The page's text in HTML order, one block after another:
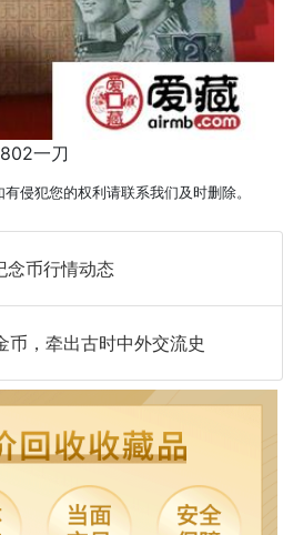
802一刀
侵犯您的权利请联系我们及时删除。
念币行情动态
币，牵出古时中外交流史